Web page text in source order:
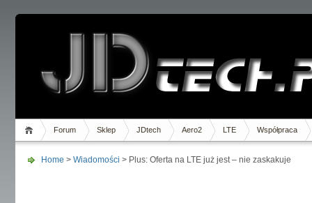
Forum Sklep JDtech Aero2 LTE Współpraca
Home > Wiadomości > Plus: Oferta na LTE już jest – nie zaskakuje